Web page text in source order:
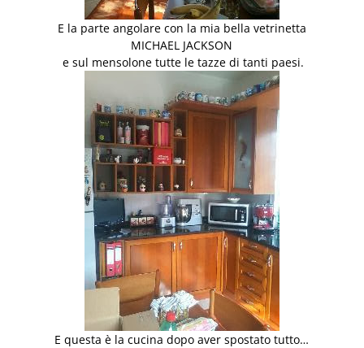
E la parte angolare con la mia bella vetrinetta
MICHAEL JACKSON
e sul mensolone tutte le tazze di tanti paesi.
E questa è la cucina dopo aver spostato tutto…